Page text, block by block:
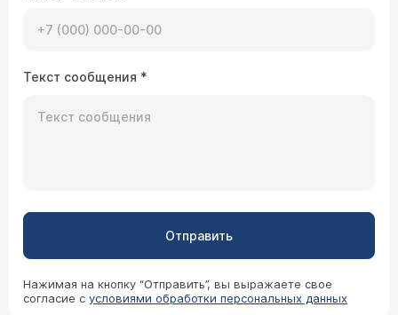
Текст сообщения *
Отправить
Нажимая на кнопку “Отправить”, вы выражаете свое
согласие с условиями обработки персональных данных